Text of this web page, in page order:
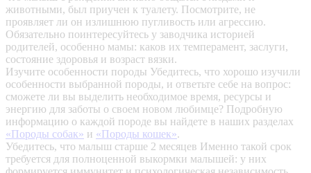
животными, был приучен к туалету. Посмотрите, не
проявляет ли он излишнюю пугливость или агрессию.
Обязательно поинтересуйтесь у заводчика историей
родителей, особенно мамы: каков их темперамент, заслуги,
состояние здоровья и возраст вязки.
Изучите особенности породы Убедитесь, что хорошо изучили
особенности выбранной породы, и ответьте себе на вопрос:
сможете ли вы выделить необходимое время, ресурсы и
энергию для заботы о своем новом любимце? Подробную
информацию о каждой породе вы найдете в наших разделах
«Породы собак» и «Породы кошек».
Убедитесь, что малыш старше 2 месяцев Именно такой срок
требуется для полноценной выкормки малышей: у них